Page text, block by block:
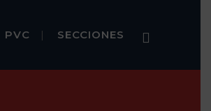
PVC SECCIONES